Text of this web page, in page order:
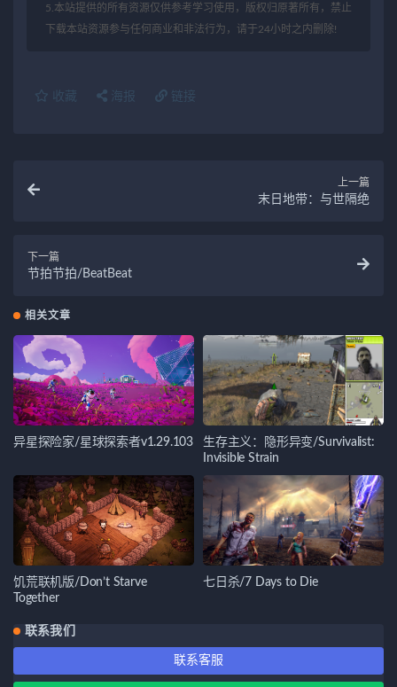
5.本站提供的所有资源仅供参考学习使用，版权归原著所有，禁止
下载本站资源参与任何商业和非法行为，请于24小时之内删除!
收藏 海报 链接
上一篇
末日地带：与世隔绝
下一篇
节拍节拍/BeatBeat
相关文章
异星探险家/星球探索者v1.29.103
生存主义：隐形异变/Survivalist:
Invisible Strain
饥荒联机版/Don’t Starve
Together
七日杀/7 Days to Die
联系我们
联系客服